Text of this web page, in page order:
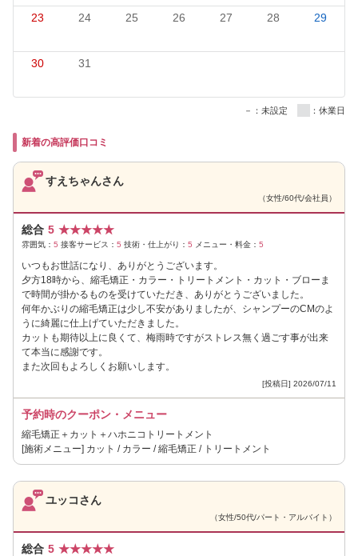
23 24 25 26 27 28 29
30 31
－：未設定 ：休業日
新着の高評価口コミ
すえちゃんさん
（女性/60代/会社員）
総合 5 ★★★★★
雰囲気： 5 接客サービス： 5 技術・仕上がり： 5 メニュー・料金： 5
いつもお世話になり、ありがとうございます。
夕方18時から、縮毛矯正・カラー・トリートメント・カット・ブローま
で時間が掛かるものを受けていただき、ありがとうございました。
何年かぶりの縮毛矯正は少し不安がありましたが、シャンプーのCMのよ
うに綺麗に仕上げていただきました。
カットも期待以上に良くて、梅雨時ですがストレス無く過ごす事が出来
て本当に感謝です。
また次回もよろしくお願いします。
[投稿日] 2026/07/11
予約時のクーポン・メニュー
縮毛矯正＋カット＋ハホニコトリートメント
[施術メニュー] カット / カラー / 縮毛矯正 / トリートメント
ユッコさん
（女性/50代/パート・アルバイト）
総合 5 ★★★★★